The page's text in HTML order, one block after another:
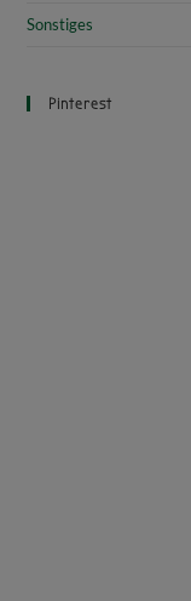
Sonstiges
Pinterest